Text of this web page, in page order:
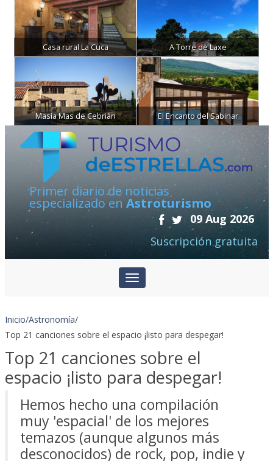
Casa rural La Cuca A Torre de Laxe
Masía Mas de Cebrián El Encanto del Sabinar
Primer diario de noticias
especializado en Astroturismo
09 Aug 2026
Suscripción gratuita
Inicio/Astronomía/
Top 21 canciones sobre el espacio ¡listo para despegar!
Top 21 canciones sobre el
espacio ¡listo para despegar!
Hemos hecho una compilación
muy 'espacial' de los mejores
temazos (aunque algunos más
desconocidos) de rock, pop, indie y